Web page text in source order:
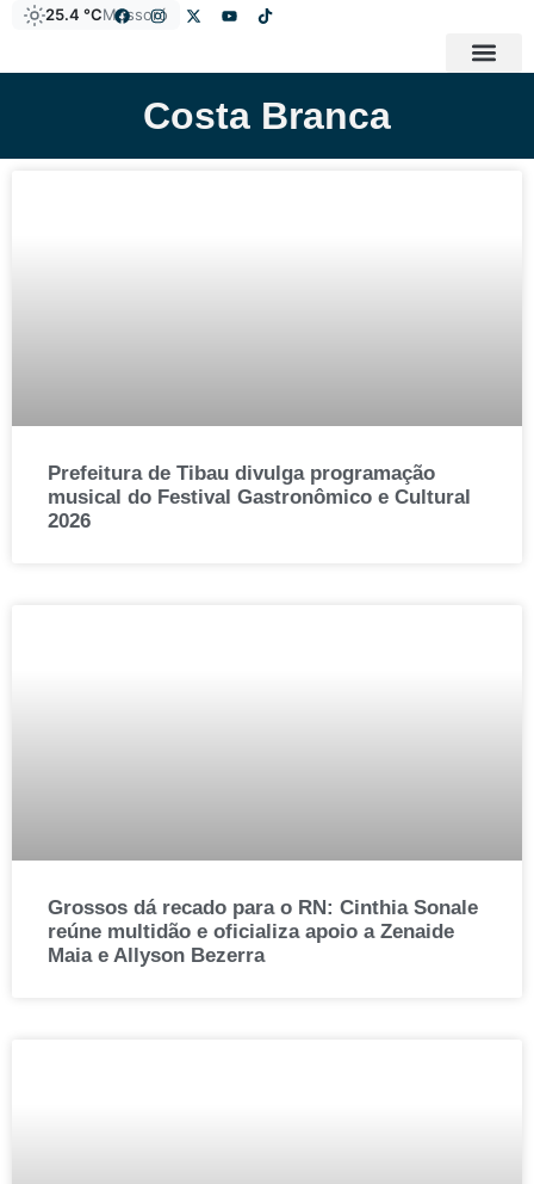
25.4 °CMossoró
Costa Branca
Prefeitura de Tibau divulga programação
musical do Festival Gastronômico e Cultural
2026
Grossos dá recado para o RN: Cinthia Sonale
reúne multidão e oficializa apoio a Zenaide
Maia e Allyson Bezerra